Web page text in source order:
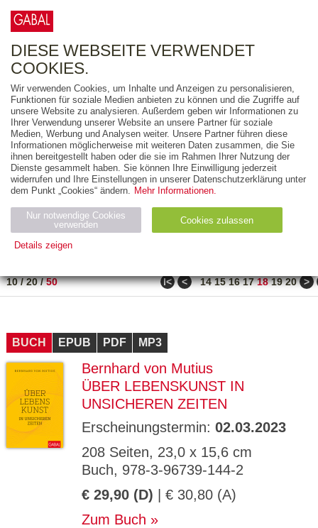
FREITEXT
AUSGABEART
AUS DER REIHE
ZUM THEMA
Neuerscheinung
Bestseller
PREIS
10/20/50 ǀ< < 14 15 16 17 18 19 20 >
BUCH EPUB PDF MP3
Bernhard von Mutius
ÜBER LEBENSKUNST IN
UNSICHEREN ZEITEN
Erscheinungstermin: 02.03.2023
208 Seiten, 23,0 x 15,6 cm
Buch, 978-3-96739-144-2
€ 29,90 (D) | € 30,80 (A)
Zum Buch
DIESE WEBSEITE VERWENDET
COOKIES.
Wir verwenden Cookies, um Inhalte und Anzeigen zu personalisieren,
Funktionen für soziale Medien anbieten zu können und die Zugriffe auf
unsere Website zu analysieren. Außerdem geben wir Informationen zu
Ihrer Verwendung unserer Website an unsere Partner für soziale
Medien, Werbung und Analysen weiter. Unsere Partner führen diese
Informationen möglicherweise mit weiteren Daten zusammen, die Sie
ihnen bereitgestellt haben oder die sie im Rahmen Ihrer Nutzung der
Dienste gesammelt haben. Sie können Ihre Einwilligung jederzeit
widerrufen und Ihre Einstellungen in unserer Datenschutzerklärung unter
dem Punkt „Cookies“ ändern. Mehr Informationen.
Nur notwendige Cookies
verwenden
Cookies zulassen
Details zeigen
Name Zweck
ESSION
_ID
verlag.
de
Session verwendet
GV_CO
gabal-
verlag.
Speichert den Zustimmungsstatus des
Domäne.